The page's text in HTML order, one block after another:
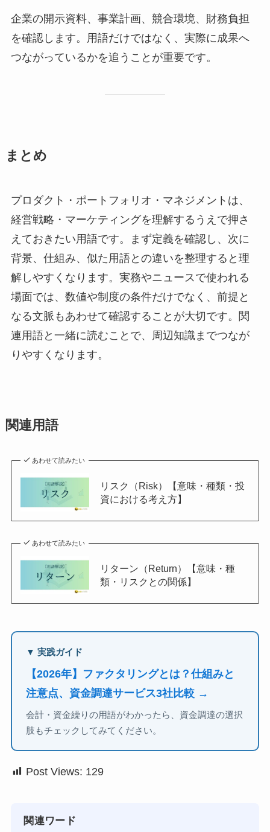
企業の開示資料、事業計画、競合環境、財務負担
を確認します。用語だけではなく、実際に成果へ
つながっているかを追うことが重要です。
まとめ
プロダクト・ポートフォリオ・マネジメントは、
経営戦略・マーケティングを理解するうえで押さ
えておきたい用語です。まず定義を確認し、次に
背景、仕組み、似た用語との違いを整理すると理
解しやすくなります。実務やニュースで使われる
場面では、数値や制度の条件だけでなく、前提と
なる文脈もあわせて確認することが大切です。関
連用語と一緒に読むことで、周辺知識までつなが
りやすくなります。
関連用語
あわせて読みたい
リスク（Risk）【意味・種類・投
資における考え方】
あわせて読みたい
リターン（Return）【意味・種
類・リスクとの関係】
▼ 実践ガイド
【2026年】ファクタリングとは？仕組みと
注意点、資金調達サービス3社比較 →
会計・資金繰りの用語がわかったら、資金調達の選択
肢もチェックしてみてください。
Post Views: 129
関連ワード